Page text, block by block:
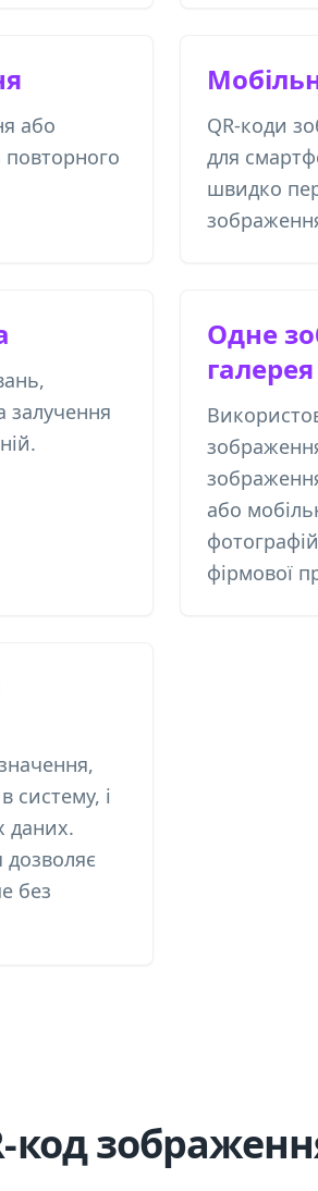
або
QR-коди
для
швидко
залучення
Одне
галерея
або
фірмової
систему, і
даних.
без
код